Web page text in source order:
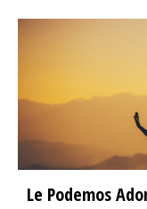
Le Podemos